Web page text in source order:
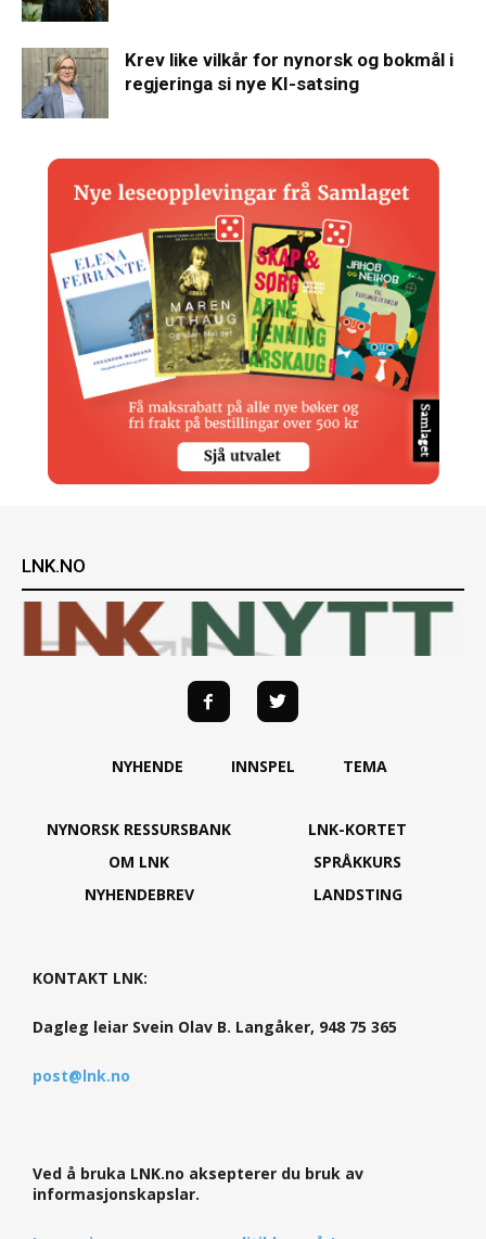
Krev like vilkår for nynorsk og bokmål i
regjeringa si nye KI-satsing
LNK.NO
NYHENDE INNSPEL TEMA
NYNORSK RESSURSBANK
OM LNK
NYHENDEBREV
LNK-KORTET
SPRÅKKURS
LANDSTING
KONTAKT LNK:
Dagleg leiar Svein Olav B. Langåker, 948 75 365
post@lnk.no
Ved å bruka LNK.no aksepterer du bruk av
informasjonskapslar.